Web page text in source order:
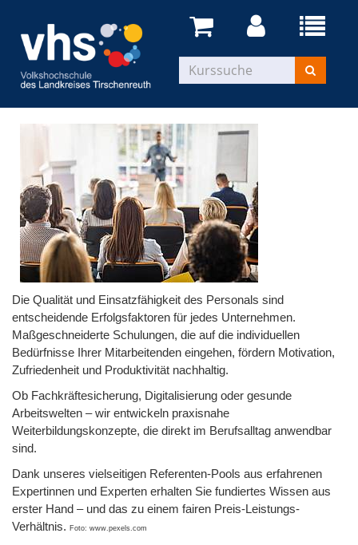
Die Qualität und Einsatzfähigkeit des Personals sind
entscheidende Erfolgsfaktoren für jedes Unternehmen.
Maßgeschneiderte Schulungen, die auf die individuellen
Bedürfnisse Ihrer Mitarbeitenden eingehen, fördern Motivation,
Zufriedenheit und Produktivität nachhaltig.
Ob Fachkräftesicherung, Digitalisierung oder gesunde
Arbeitswelten – wir entwickeln praxisnahe
Weiterbildungskonzepte, die direkt im Berufsalltag anwendbar
sind.
Dank unseres vielseitigen Referenten-Pools aus erfahrenen
Expertinnen und Experten erhalten Sie fundiertes Wissen aus
erster Hand – und das zu einem fairen Preis-Leistungs-
Verhältnis. Foto: www.pexels.com